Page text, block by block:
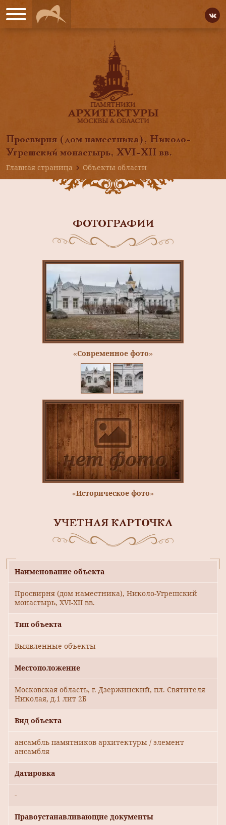
Просвирня (дом наместника), Николо-
Угрешский монастырь, ХVI-ХII вв.
Главная страница
Объекты области
ФОТОГРАФИИ
«Современное фото»
«Историческое фото»
УЧЕТНАЯ КАРТОЧКА
Наименование объекта
Просвирня (дом наместника), Николо-Угрешский
монастырь, ХVI-ХII вв.
Тип объекта
Выявленные объекты
Местоположение
Московская область, г. Дзержинский, пл. Святителя
Николая, д.1 лит 2Б
Вид объекта
ансамбль памятников архитектуры / элемент
ансамбля
Датировка
-
Правоустанавливающие документы